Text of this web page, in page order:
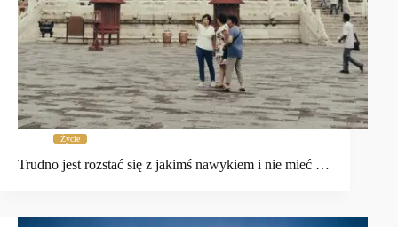
Życie
Trudno jest rozstać się z jakimś nawykiem i nie mieć …